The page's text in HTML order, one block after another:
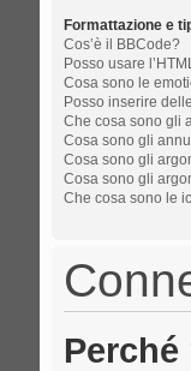
Formattazione e
Cos’è il BBCode?
Posso usare
Cosa sono le
Posso inserire
Che cosa sono gli
Cosa sono gli
Cosa sono gli
Cosa sono gli
Che cosa sono le